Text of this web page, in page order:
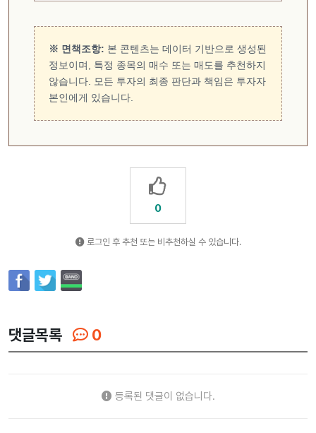
※ 면책조항: 본 콘텐츠는 데이터 기반으로 생성된
정보이며, 특정 종목의 매수 또는 매도를 추천하지
않습니다. 모든 투자의 최종 판단과 책임은 투자자
본인에게 있습니다.
0
로그인 후 추천 또는 비추천하실 수 있습니다.
댓글목록 0
등록된 댓글이 없습니다.